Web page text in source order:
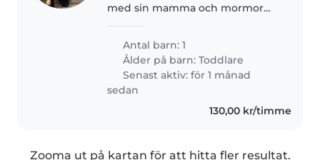
med sin mamma och mormor
till förskolan vid Tinkarpsgården
varje dag i vår lådcykel, och påtar
i trädgården eller..
Antal barn: 1
Ålder på barn:Toddlare
Senast aktiv: för 1 månad
sedan
130,00 kr/timme
Zooma ut på kartan för att hitta fler resultat.